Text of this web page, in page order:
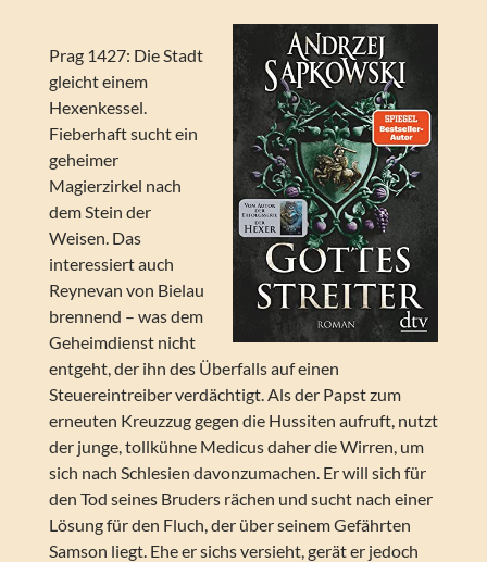
Prag 1427: Die Stadt
gleicht einem
Hexenkessel.
Fieberhaft sucht ein
geheimer
Magierzirkel nach
dem Stein der
Weisen. Das
interessiert auch
Reynevan von Bielau
brennend – was dem
Geheimdienst nicht
entgeht, der ihn des Überfalls auf einen
Steuereintreiber verdächtigt. Als der Papst zum
erneuten Kreuzzug gegen die Hussiten aufruft, nutzt
der junge, tollkühne Medicus daher die Wirren, um
sich nach Schlesien davonzumachen. Er will sich für
den Tod seines Bruders rächen und sucht nach einer
Lösung für den Fluch, der über seinem Gefährten
Samson liegt. Ehe er sichs versieht, gerät er jedoch